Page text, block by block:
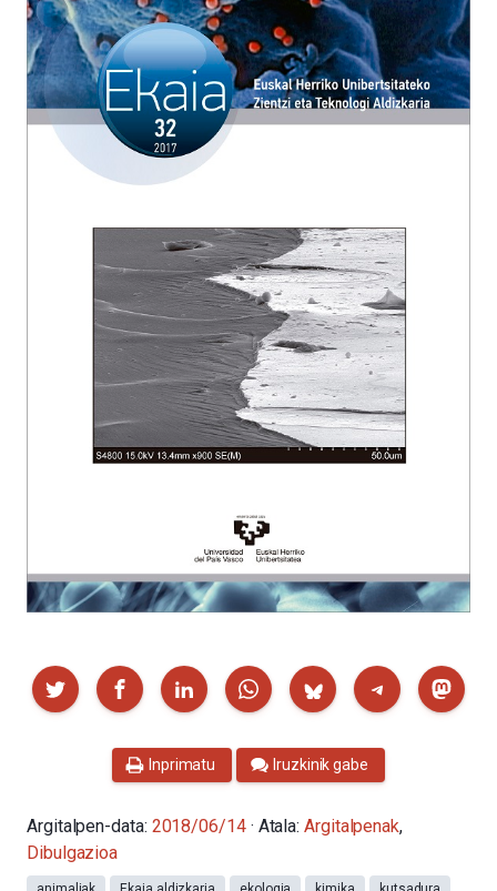
Partekatu
Inprimatu Iruzkinik gabe
Argitalpen-data: 2018/06/14 · Atala:Argitalpenak,
Dibulgazioa